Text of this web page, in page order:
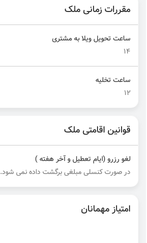
مقررات زمانی ملک
ساعت تحویل ویلا به مشتری
۱۴
ساعت تخلیه
۱۲
قوانین اقامتی ملک
لغو رزرو (ایام تعطیل و آخر هفته )
در صورت کنسلی مبلغی برگشت داده نمی شود.
امتیاز مهمانان